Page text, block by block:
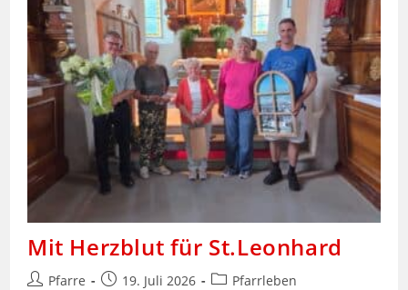
Mit Herzblut für St.Leonhard
Beitrags-
Pfarre
Beitrag19. Juli 2026
Beitrags-
Pfarrleben